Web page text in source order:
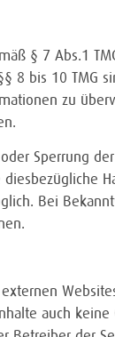
§ 7 Abs.1
8 bis 10 TMG
zu
Sperrung
Bei
auch